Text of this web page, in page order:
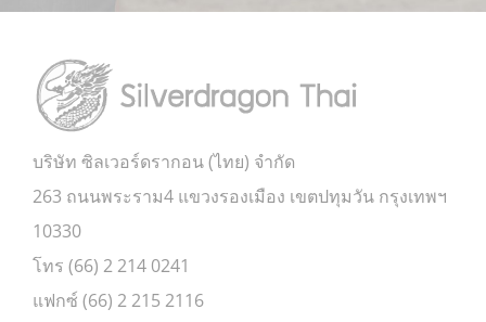
บริษัท ซิลเวอร์ดรากอน (ไทย) จำกัด
263 ถนนพระราม4 แขวงรองเมือง เขตปทุมวัน กรุงเทพฯ
10330
โทร (66) 2 214 0241
แฟกซ์ (66) 2 215 2116